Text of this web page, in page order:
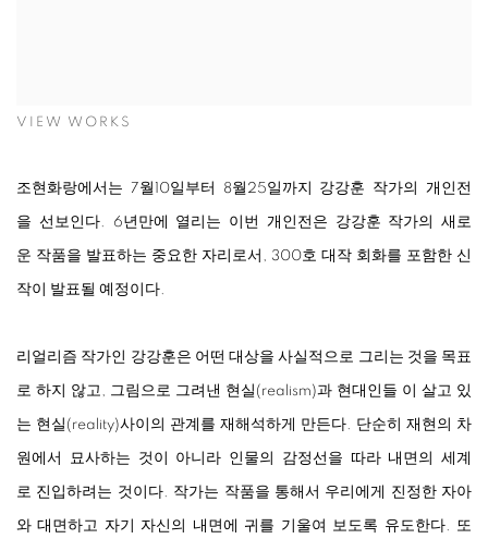
VIEW WORKS
조현화랑에서는 7월 10일부터 8월 25일까지 강강훈 작가의 개인전
을 선보인다. 6년만에 열리는 이번 개인전은 강강훈 작가의 새 로
운 작품을 발표하는 중요한 자리로서 , 300호 대작 회화를 포함한 신
작이 발표될 예정이다.
리얼리즘 작가인 강강훈은 어떤 대상을 사실적으로 그리는 것을 목표
로 하지 않고, 그림으로 그려낸 현실 (realism)과 현대인들 이 살고 있
는 현실 (reality)사이의 관계를 재해석하게 만든다. 단순히 재현의 차
원에서 묘사하는 것이 아니라 인물의 감정선을 따라 내면의 세계
로 진입하려는 것이다. 작가는 작품을 통해서 우리에게 진정한 자아
와 대면하고 자기 자신의 내면에 귀를 기울여 보도록 유도한다. 또